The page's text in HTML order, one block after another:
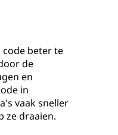
beter te
de
en
in
vaak sneller
ze draaien.